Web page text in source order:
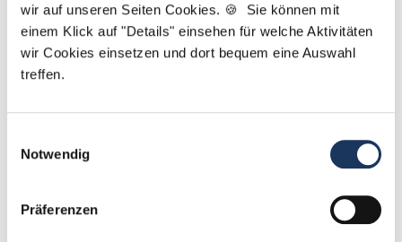
wir auf unseren Seiten Cookies. 🍪 Sie können mit
einem Klick auf "Details" einsehen für welche Aktivitäten
wir Cookies einsetzen und dort bequem eine Auswahl
treffen.
Notwendig
Präferenzen
Sie suchen eine neue Herausforderung in der
Zahnmedizin? Gemeinsam finden wir die passende
Praxis für Sie. Bei Fragen zu Ihrem Profil oder
unseren Stellen bin ich gerne für Sie da!
Jetzt zur kostenlosen Stellenanfrage